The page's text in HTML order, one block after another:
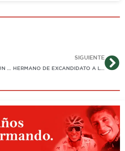
SUJETOS QUE EN MEDIO DE UN ATRACO HIRIERON A UNA NIÑA DE DOS AÑOS, FUERON CAPTURADOS POR LA POLICÍA EN YOPAL
SIGUIENTE
HERMANO DE EXCANDIDATO A LA ALCALDÍA DE TRINIDAD, MURIÓ EN FATAL ACCIDENTE ENTRE PORE Y PAZ DE ARIPORO